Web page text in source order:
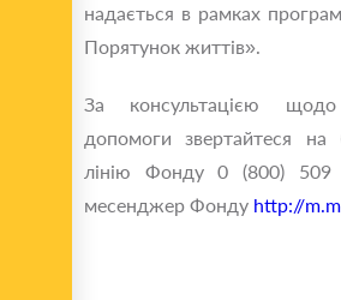
надається в рамках
Порятунок життів».
За консультацією
допомоги звертайтеся на
лінію Фонду 0 (800)
месенджер Фонду http://